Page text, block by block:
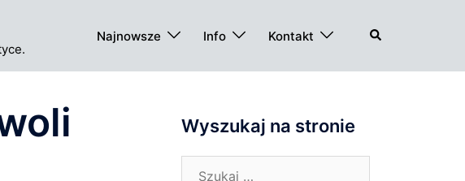
Najnowsze Info Kontakt Szukaj
Wyszukaj na stronie